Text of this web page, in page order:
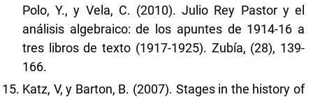
Polo, Y., y Vela, C. (2010). Julio Rey Pastor y el
análisis algebraico: de los apuntes de 1914-16 a
tres libros de texto (1917-1925). Zubía, (28), 139-
166.
Katz, V, y Barton, B. (2007). Stages in the history of